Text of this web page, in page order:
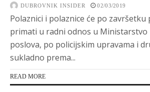
DUBROVNIK INSIDER 02/03/2019
Polaznici i polaznice će po završetku
primati u radni odnos u
poslova, po policijskim upravama i
sukladno prema...
READ MORE